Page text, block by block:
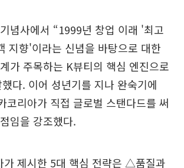
념사에서 “1999년 창업 이래 '최고
지향'이라는 신념을 바탕으로 대한
가 주목하는 K뷰티의 핵심 엔진으로
다. 이어 성년기를 지나 완숙기에
코리아가 직접 글로벌 스탠다드를 써
임을 강조했다.
가 제시한 5대 핵심 전략은 △품질과